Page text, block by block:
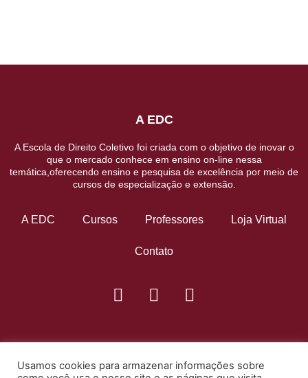
A EDC
A Escola de Direito Coletivo foi criada com o objetivo de inovar o
que o mercado conhece em ensino on-line nessa
temática,oferecendo ensino e pesquisa de excelência por meio de
cursos de especialização e extensão.
A EDC Cursos Professores Loja Virtual
Contato
Usamos cookies para armazenar informações sobre